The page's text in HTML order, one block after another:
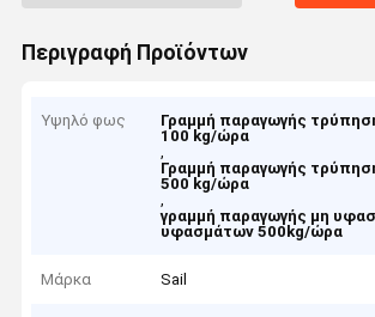
Περιγραφή Προϊόντων
Υψηλό φως
Γραμμή παραγωγής
100 kg/ώρα
,
Γραμμή παραγωγής
500 kg/ώρα
,
γραμμή παραγωγής μη
υφασμάτων 500kg/ώρα
Μάρκα Sail